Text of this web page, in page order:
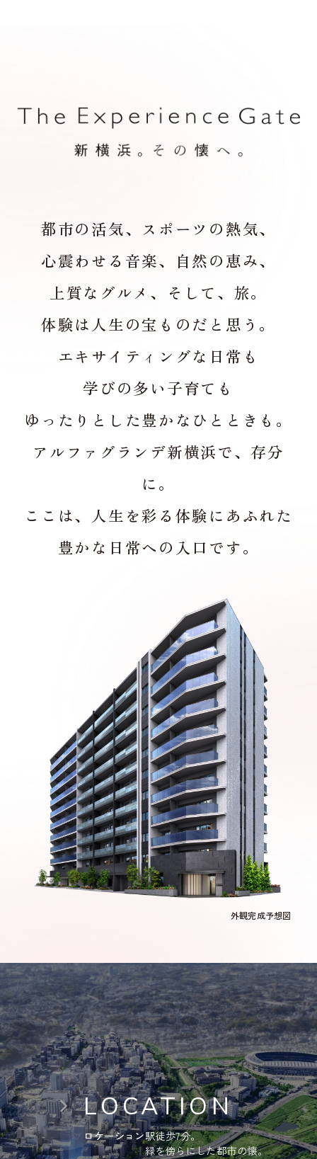
都市の活気、スポーツの熱気、
心震わせる音楽、
自然の恵み、
上質なグルメ、そして、旅。
体験は人生の宝ものだと思う。
エキサイティングな日常も
学びの多い子育ても
ゆったりとした豊かなひとときも。
アルファグランデ新横浜で、存分
に。
ここは、人生を彩る体験にあふれた
豊かな日常への入口です。
外観完成予想図
LOCATION
ロケーション駅徒歩7分。
緑を傍らにした都市の懐。